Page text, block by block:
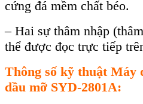
cứng đá mềm chất béo.
– Hai sự thâm nhập
thể được đọc trực tiếp
Thông số kỹ thuật Máy
dầu mỡ SYD-2801A: